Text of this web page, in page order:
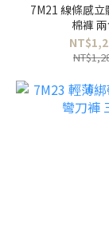
7M21 線條感
棉褲